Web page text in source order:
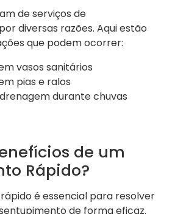
de serviços de
diversas razões. Aqui estão
que podem ocorrer:
vasos sanitários
pias e ralos
durante chuvas
de um
Rápido?
é essencial para resolver
de forma eficaz.